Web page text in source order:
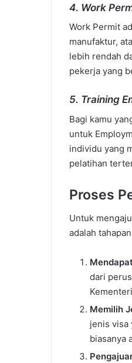
4. Work
Work Permit
manufaktur,
lebih rendah
pekerja yang
5. Training
Bagi kamu
untuk
individu yang
pelatihan
Proses
Untuk
adalah
dari
Memilih
jenis visa
biasanya